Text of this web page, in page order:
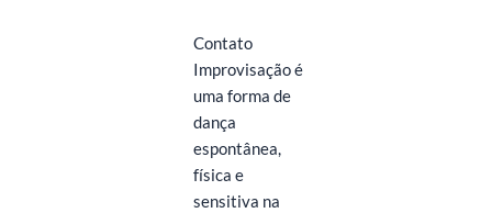
Contato
Improvisação é
uma forma de
dança
espontânea,
física e
sensitiva na